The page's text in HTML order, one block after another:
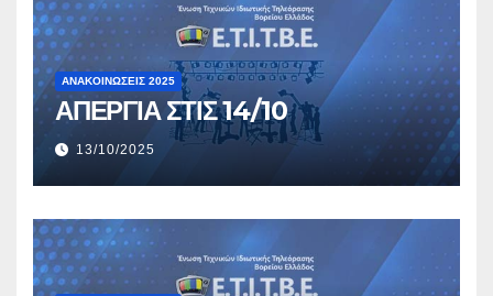
ΑΝΑΚΟΙΝΏΣΕΙΣ 2025
ΑΠΕΡΓΙΑ ΣΤΙΣ 14/10
13/10/2025